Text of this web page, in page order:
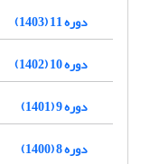
دوره 11 (1403)
دوره 10 (1402)
دوره 9 (1401)
دوره 8 (1400)